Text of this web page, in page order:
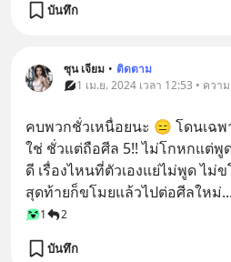
บันทึก
ซุน เจียม • ติดตาม
1 เม.ย. 2024 เวลา 12:53 • ควา
คบพวกชั่วเหนื่อยนะ 😑 โดนเฉ
ใช่ ชั่วแต่ถือศีล 5!! ไม่โกหกแต่พู
ดี เรื่องไหนที่ตัวเองแย่ไม่พูด ไม่
สุดท้ายก็ขโมยแล้วไปต่อศีลใหม่...
1 2
บันทึก